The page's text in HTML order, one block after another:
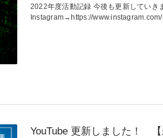
2022年度活動記録 今後も更新していき
Instagram→https://
YouTube 更新しました！ 【